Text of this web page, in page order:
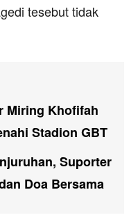
tesebut tidak
Miring Khofifah
Stadion GBT
Suporter
Doa Bersama